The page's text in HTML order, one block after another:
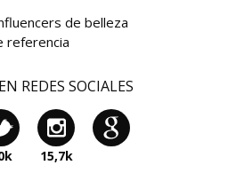
de belleza
referencia
REDES SOCIALES
15,7k